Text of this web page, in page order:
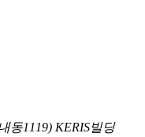
동1119) KERIS빌딩